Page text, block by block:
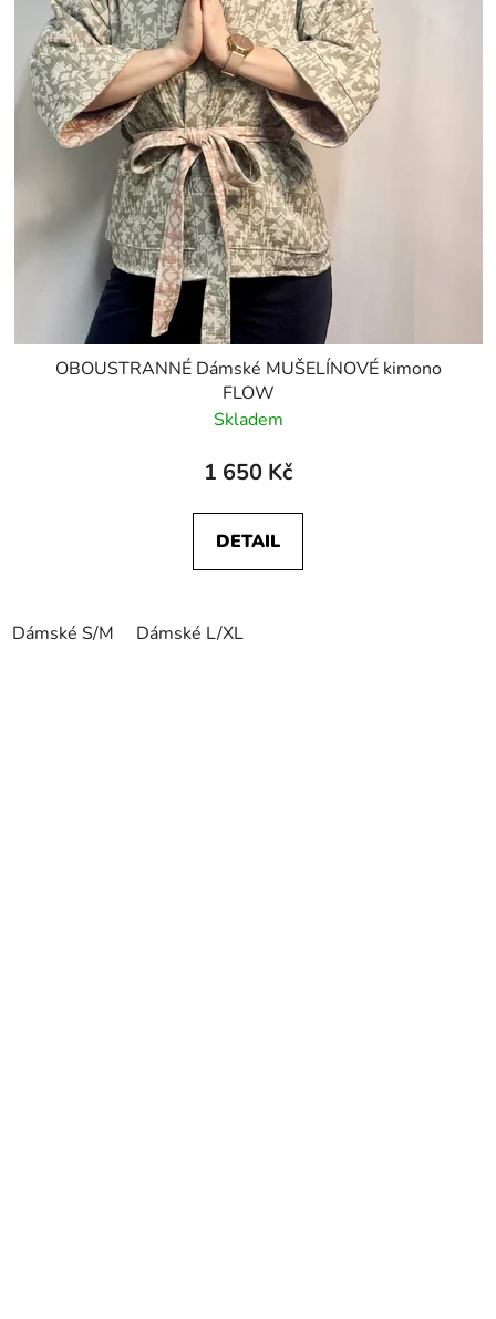
OBOUSTRANNÉ Dámské MUŠELÍNOVÉ kimono
FLOW
Skladem
1 650 Kč
DETAIL
Dámské S/M Dámské L/XL